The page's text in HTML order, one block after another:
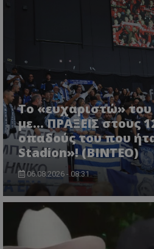
Το «ευχαριστώ»
με... ΠΡΑΞΕΙΣ στους
οπαδούς του που
Stadion»! (ΒΙΝΤΕΟ)
06.08.2026 - 08:31